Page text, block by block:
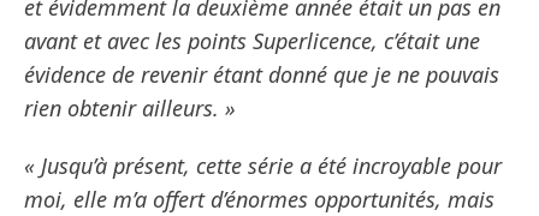
et évidemment la deuxième année était un pas en
avant et avec les points Superlicence, c’était une
évidence de revenir étant donné que je ne pouvais
rien obtenir ailleurs. »
« Jusqu’à présent, cette série a été incroyable pour
moi, elle m’a offert d’énormes opportunités, mais